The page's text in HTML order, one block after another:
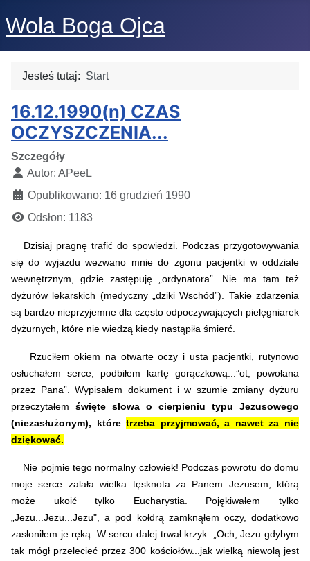
Wola Boga Ojca
Jesteś tutaj: Start
16.12.1990(n) CZAS
OCZYSZCZENIA...
Szczegóły
Autor: APeeL
Opublikowano: 16 grudzień 1990
Odsłon: 1183
Dzisiaj pragnę trafić do spowiedzi. Podczas przygotowywania
się do wyjazdu wezwano mnie do zgonu pacjentki w oddziale
wewnętrznym, gdzie zastępuję „ordynatora”. Nie ma tam też
dyżurów lekarskich (medyczny „dziki Wschód”). Takie zdarzenia
są bardzo nieprzyjemne dla często odpoczywających pielęgniarek
dyżurnych, które nie wiedzą kiedy nastąpiła śmierć.
Rzuciłem okiem na otwarte oczy i usta pacjentki, rutynowo
osłuchałem serce, podbiłem kartę gorączkową...”ot, powołana
przez Pana”. Wypisałem dokument i w szumie zmiany dyżuru
przeczytałem święte słowa o cierpieniu typu Jezusowego
(niezasłużonym), któretrzeba przyjmować, a nawet za nie
dziękować.
Nie pojmie tego normalny człowiek! Podczas powrotu do domu
moje serce zalała wielka tęsknota za Panem Jezusem, którą
może ukoić tylko Eucharystia. Pojękiwałem tylko
„Jezu...Jezu...Jezu", a pod kołdrą zamknąłem oczy, dodatkowo
zasłoniłem je ręką. W sercu dalej trwał krzyk: „Och, Jezu gdybym
tak mógł przelecieć przez 300 kościołów...jak wielką niewolą jest